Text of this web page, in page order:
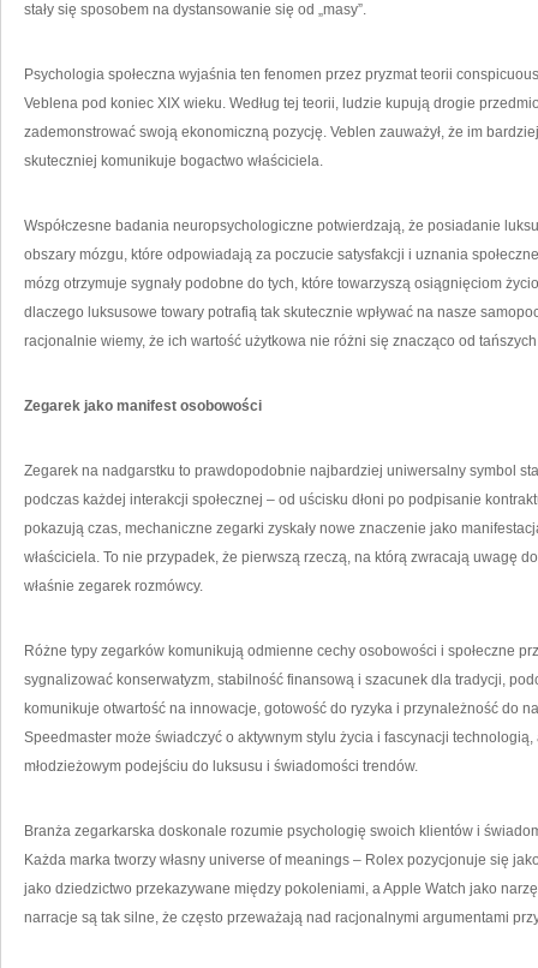
stały się sposobem na dystansowanie się od „masy”.
Psychologia społeczna wyjaśnia ten fenomen przez pryzmat teorii
Veblena pod koniec XIX wieku. Według tej teorii, ludzie kupują drogie
zademonstrować swoją ekonomiczną pozycję. Veblen zauważył, że im
skuteczniej komunikuje bogactwo właściciela.
Współczesne badania neuropsychologiczne potwierdzają, że posiadanie
obszary mózgu, które odpowiadają za poczucie satysfakcji i uznania
mózg otrzymuje sygnały podobne do tych, które towarzyszą osiągnięciom
dlaczego luksusowe towary potrafią tak skutecznie wpływać na nasze
racjonalnie wiemy, że ich wartość użytkowa nie różni się znacząco od
Zegarek jako manifest osobowości
Zegarek na nadgarstku to prawdopodobnie najbardziej uniwersalny symbol
podczas każdej interakcji społecznej – od uścisku dłoni po podpisanie
pokazują czas, mechaniczne zegarki zyskały nowe znaczenie jako
właściciela. To nie przypadek, że pierwszą rzeczą, na którą zwracają uwagę
właśnie zegarek rozmówcy.
Różne typy zegarków komunikują odmienne cechy osobowości i społeczne
sygnalizować konserwatyzm, stabilność finansową i szacunek dla tradycji,
komunikuje otwartość na innowacje, gotowość do ryzyka i przynależność do
Speedmaster może świadczyć o aktywnym stylu życia i fascynacji
młodzieżowym podejściu do luksusu i świadomości trendów.
Branża zegarkarska doskonale rozumie psychologię swoich klientów i
Każda marka tworzy własny universe of meanings – Rolex pozycjonuje się
jako dziedzictwo przekazywane między pokoleniami, a Apple Watch jako
narracje są tak silne, że często przeważają nad racjonalnymi argumentami